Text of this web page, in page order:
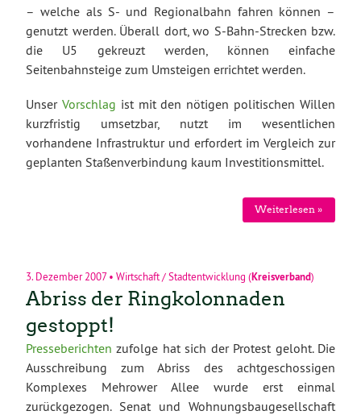
– welche als S- und Regionalbahn fahren können –
genutzt werden. Überall dort, wo S-Bahn-Strecken bzw.
die U5 gekreuzt werden, können einfache
Seitenbahnsteige zum Umsteigen errichtet werden.
Unser Vorschlag ist mit den nötigen politischen Willen
kurzfristig umsetzbar, nutzt im wesentlichen
vorhandene Infrastruktur und erfordert im Vergleich zur
geplanten Staßenverbindung kaum Investitionsmittel.
Weiterlesen »
3. Dezember 2007• Wirtschaft / Stadtentwicklung (Kreisverband)
Abriss der Ringkolonnaden
gestoppt!
Presseberichten zufolge hat sich der Protest geloht. Die
Ausschreibung zum Abriss des achtgeschossigen
Komplexes Mehrower Allee wurde erst einmal
zurückgezogen. Senat und Wohnungsbaugesellschaft